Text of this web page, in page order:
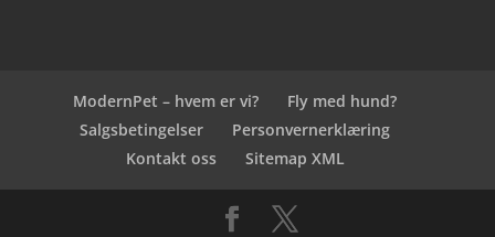
ModernPet – hvem er vi?
Fly med hund?
Salgsbetingelser
Personvernerklæring
Kontakt oss
Sitemap XML